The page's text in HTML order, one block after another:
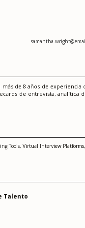
de 8 años de
de entrevista,
Tools, Virtual Interview
Talento